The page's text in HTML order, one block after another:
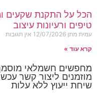
הכל על התקנת שקעים
טיפים ורעיונות עיצוב
עמית מתן 12/07/2026 אין תגובות
קרא עוד »
מחפשים חשמלאי מוסמך
מוזמנים ליצור קשר
שיחת ייעוץ ללא עלות